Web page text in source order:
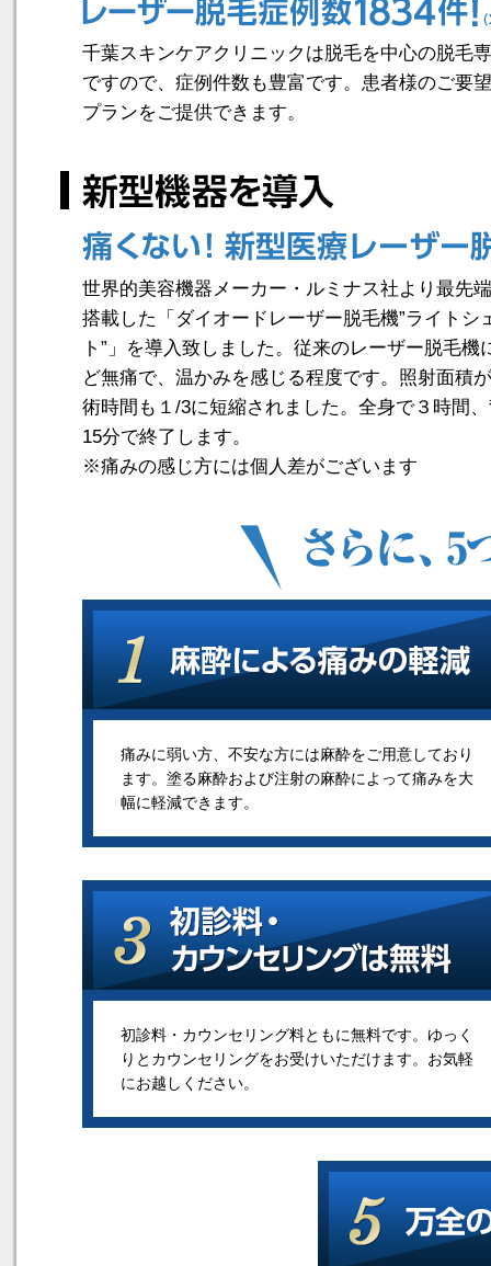
千葉スキンケアクリニックは脱毛を中心の脱毛
ですので、症例件数も豊富です。患者様のご要
プランをご提供できます。
世界的美容機器メーカー・ルミナス社より最先
搭載した「ダイオードレーザー脱毛機”ライトシ
ト”」を導入致しました。従来のレーザー脱毛機
ど無痛で、温かみを感じる程度です。照射面積
術時間も１/3に短縮されました。全身で３時間
15分で終了します。
※痛みの感じ方には個人差がございます
痛みに弱い方、不安な方には麻酔をご用意しており
ます。塗る麻酔および注射の麻酔によって痛みを大
幅に軽減できます。
初診料・カウンセリング料ともに無料です。ゆっく
りとカウンセリングをお受けいただけます。お気軽
にお越しください。